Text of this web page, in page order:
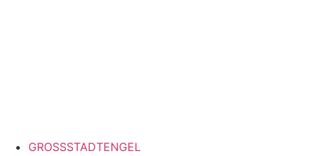
GROSSSTADTENGEL